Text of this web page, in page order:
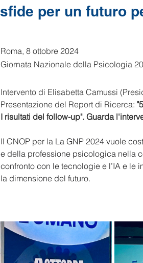
sfide per un futuro
Roma, 8 ottobre 2024
Giornata Nazionale della Psicologia
Intervento di Elisabetta Camussi
Presentazione del Report di Ricerca:
I risultati del follow-up". Guarda
Il CNOP per la La GNP 2024 vuole
e della professione psicologica nella
confronto con le tecnologie e l’IA e le
la dimensione del futuro.